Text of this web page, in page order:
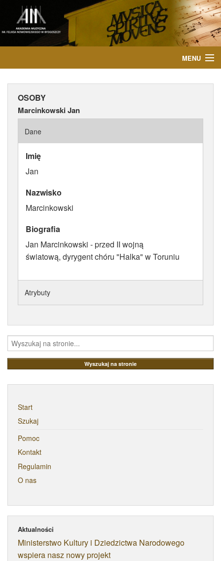
MENU
AKTUALNOŚCI
WYDARZENIA
PUBLIKACJE
ATRYBUTY
OSOBY
Marcinkowski Jan
Dane
Imię
Jan
Nazwisko
Marcinkowski
Biografia
Jan Marcinkowski - przed II wojną
światową, dyrygent chóru "Halka" w Toruniu
Atrybuty
Start
Szukaj
Pomoc
Kontakt
Regulamin
O nas
Aktualności
Ministerstwo Kultury i Dziedzictwa Narodowego
wspiera nasz nowy projekt